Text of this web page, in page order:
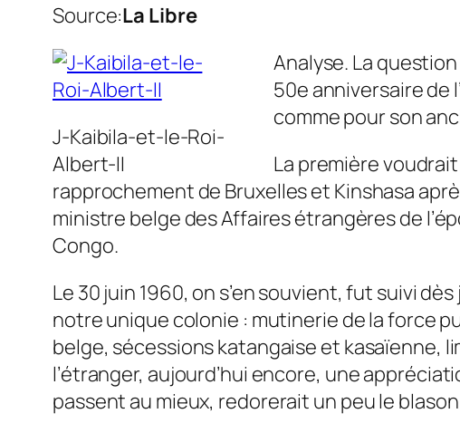
Source:La Libre
J-Kaibila-et-le-Roi-
Albert-II
Analyse. La
50e anniversaire de
comme pour son
La première
rapprochement de Bruxelles et Kinshasa
ministre belge des Affaires étrangères de
Congo.
Le 30 juin 1960, on s’en souvient, fut suivi
notre unique colonie : mutinerie de la force
belge, sécessions katangaise et kasaïenne,
l’étranger, aujourd’hui encore, une
passent au mieux, redorerait un peu le